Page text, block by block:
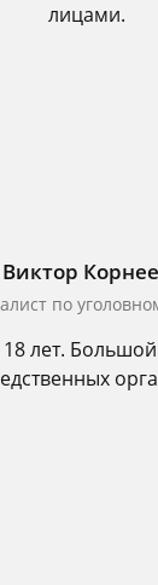
лицами.
Виктор
по
лет.